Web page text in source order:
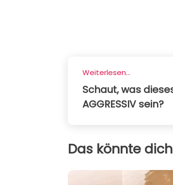
Weiterlesen...
Schaut, was
AGGRESSIV sein?
Das könnte